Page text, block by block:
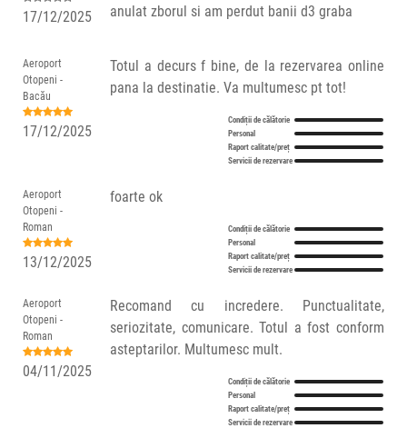
17/12/2025
anulat zborul si am perdut banii d3 graba
Aeroport
Otopeni -
Bacău
17/12/2025
Totul a decurs f bine, de la rezervarea online
pana la destinatie. Va multumesc pt tot!
Condiții de călătorie
Personal
Raport calitate/preț
Servicii de rezervare
Aeroport
Otopeni -
Roman
13/12/2025
foarte ok
Condiții de călătorie
Personal
Raport calitate/preț
Servicii de rezervare
Aeroport
Otopeni -
Roman
04/11/2025
Recomand cu incredere. Punctualitate,
seriozitate, comunicare. Totul a fost conform
asteptarilor. Multumesc mult.
Condiții de călătorie
Personal
Raport calitate/preț
Servicii de rezervare